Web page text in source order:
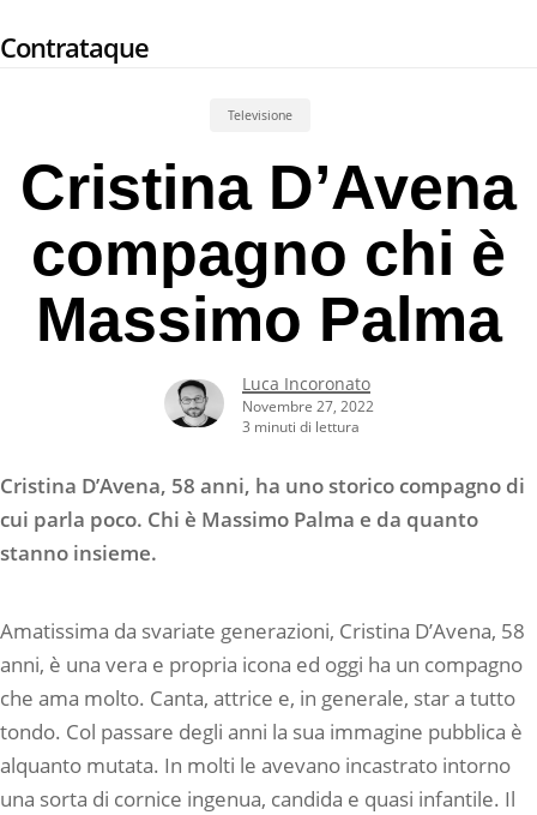
to
Contrataque
Televisione
Cristina D’Avena
compagno chi è
Massimo Palma
Luca Incoronato
Novembre 27, 2022
3 minuti di lettura
Cristina D’Avena, 58 anni, ha uno storico compagno di
cui parla poco. Chi è Massimo Palma e da quanto
stanno insieme.
Amatissima da svariate generazioni, Cristina D’Avena, 58
anni, è una vera e propria icona ed oggi ha un compagno
che ama molto. Canta, attrice e, in generale, star a tutto
tondo. Col passare degli anni la sua immagine pubblica è
alquanto mutata. In molti le avevano incastrato intorno
una sorta di cornice ingenua, candida e quasi infantile. Il